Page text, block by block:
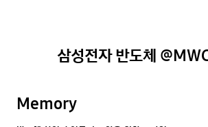
삼성전자 반도체
Memory